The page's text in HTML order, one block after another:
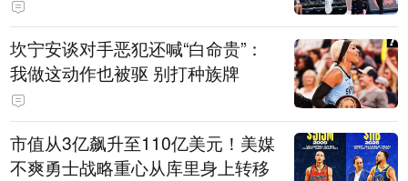
坎宁安谈对手恶犯还喊“白命贵”：
我做这动作也被驱 别打种族牌
市值从3亿飙升至110亿美元！美媒
不爽勇士战略重心从库里身上转移